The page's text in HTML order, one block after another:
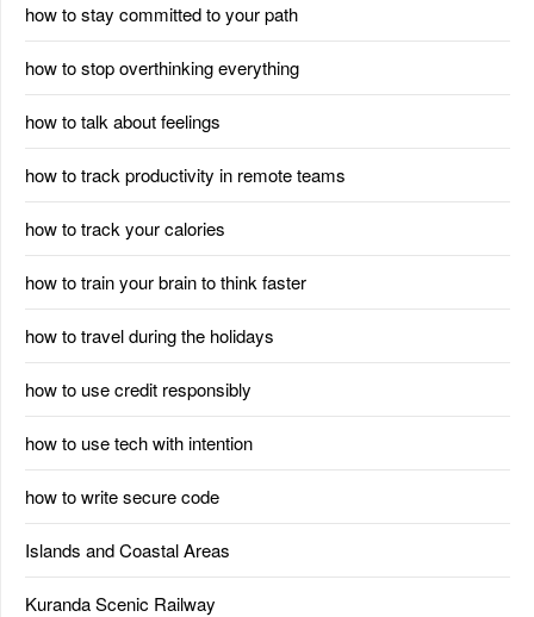
how to stay committed to your path
how to stop overthinking everything
how to talk about feelings
how to track productivity in remote teams
how to track your calories
how to train your brain to think faster
how to travel during the holidays
how to use credit responsibly
how to use tech with intention
how to write secure code
Islands and Coastal Areas
Kuranda Scenic Railway